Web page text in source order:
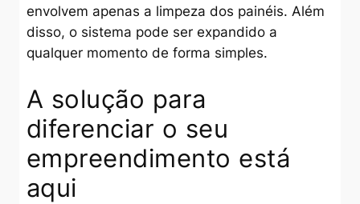
envolvem apenas a limpeza dos painéis. Além
disso, o sistema pode ser expandido a
qualquer momento de forma simples.
A solução para
diferenciar o seu
empreendimento está
aqui